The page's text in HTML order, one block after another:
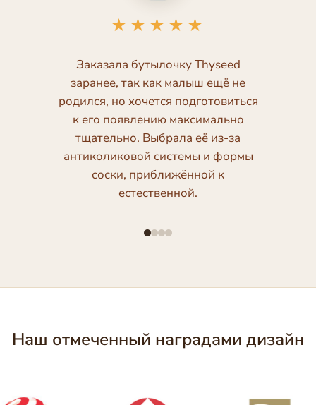
★★★★★
Заказала бутылочку Thyseed
заранее, так как малыш ещё не
родился, но хочется подготовиться
к его появлению максимально
тщательно. Выбрала её из-за
антиколиковой системы и формы
соски, приближённой к
естественной.
Наш отмеченный наградами дизайн